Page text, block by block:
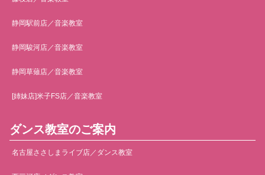
静岡駅前店／音楽教室
静岡駿河店／音楽教室
静岡草薙店／音楽教室
[姉妹店]米子FS店／音楽教室
ダンス教室のご案内
名古屋ささしまライブ店／ダンス教室